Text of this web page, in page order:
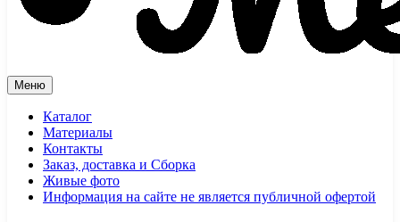
Меню
Каталог
Материалы
Контакты
Заказ, доставка и Сборка
Живые фото
Информация на сайте не является публичной офертой